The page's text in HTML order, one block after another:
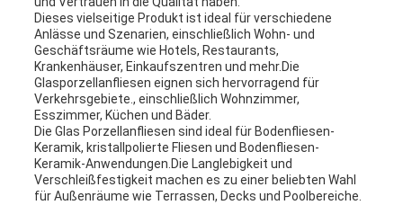
Dieses vielseitige Produkt ist ideal für verschiedene
Anlässe und Szenarien, einschließlich Wohn- und
Geschäftsräume wie Hotels, Restaurants,
Krankenhäuser, Einkaufszentren und mehr.Die
Glasporzellanfliesen eignen sich hervorragend für
Verkehrsgebiete., einschließlich Wohnzimmer,
Esszimmer, Küchen und Bäder.
Die Glas Porzellanfliesen sind ideal für Bodenfliesen-
Keramik, kristallpolierte Fliesen und Bodenfliesen-
Keramik-Anwendungen.Die Langlebigkeit und
Verschleißfestigkeit machen es zu einer beliebten Wahl
für Außenräume wie Terrassen, Decks und Poolbereiche.